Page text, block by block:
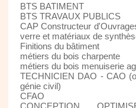
BTS BATIMENT
BTS TRAVAUX PUBLICS
CAP Constructeur
verre et matériaux de
Finitions du bâtiment
métiers du bois charpente
métiers du bois menuiserie
TECHNICIEN DAO - CAO
génie civil)
CFAO
CONCEPTION